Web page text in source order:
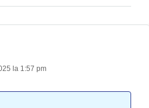
la 1:57 pm